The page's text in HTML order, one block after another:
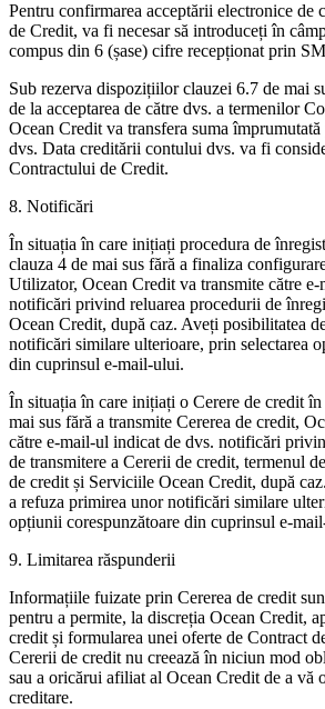
Pentru confirmarea acceptării electronice de
de Credit, va fi necesar să introduceți în
compus din 6 (șase) cifre recepționat prin
Sub rezerva dispozițiilor clauzei 6.7 de mai
de la acceptarea de către dvs. a termenilor
Ocean Credit va transfera suma
dvs. Data creditării contului dvs. va fi
Contractului de Credit.
8. Notificări
În situația în care inițiați procedura de
clauza 4 de mai sus fără a finaliza
Utilizator, Ocean Credit va transmite către
notificări privind reluarea procedurii de
Ocean Credit, după caz. Aveți posibilitatea
notificări similare ulterioare, prin selectarea
din cuprinsul e-mail-ului.
În situația în care inițiați o Cerere de credit
mai sus fără a transmite Cererea de credit,
către e-mail-ul indicat de dvs. notificări
de transmitere a Cererii de credit, termenul
de credit și Serviciile Ocean Credit, după
a refuza primirea unor notificări similare
opțiunii corespunzătoare din cuprinsul e-
9. Limitarea răspunderii
Informațiile fuizate prin Cererea de credit
pentru a permite, la discreția Ocean Credit,
credit și formularea unei oferte de Contract
Cererii de credit nu creează în niciun mod
sau a oricărui afiliat al Ocean Credit de a vă
creditare.